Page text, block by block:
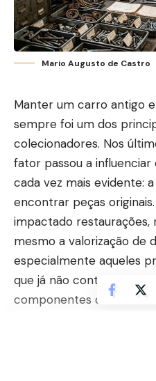
Mario Augusto de Castro
Manter um carro antigo
sempre foi um dos
colecionadores. Nos
fator passou a
cada vez mais evidente:
encontrar peças
impactado restaurações,
mesmo a valorização de
especialmente aqueles
que já não contam com
componentes de fábrica.